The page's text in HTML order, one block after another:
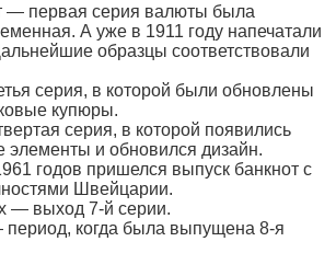
— первая серия валюты была
А уже в 1911 году напечатали
образцы соответствовали
серия, в которой были обновлены
купюры.
серия, в которой появились
и обновился дизайн.
годов пришелся выпуск банкнот с
Швейцарии.
— выход 7-й серии.
период, когда была выпущена 8-я